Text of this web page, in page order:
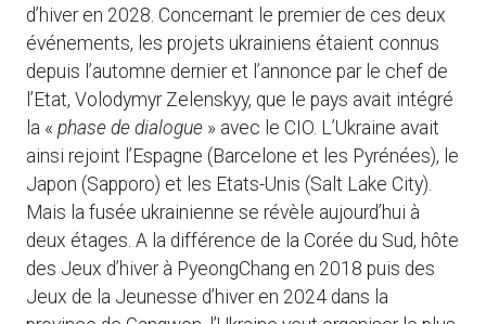
d’hiver en 2028. Concernant le premier de ces deux
événements, les projets ukrainiens étaient connus
depuis l’automne dernier et l’annonce par le chef de
l’Etat, Volodymyr Zelenskyy, que le pays avait intégré
la « phase de dialogue » avec le CIO. L’Ukraine avait
ainsi rejoint l’Espagne (Barcelone et les Pyrénées), le
Japon (Sapporo) et les Etats-Unis (Salt Lake City).
Mais la fusée ukrainienne se révèle aujourd’hui à
deux étages. A la différence de la Corée du Sud, hôte
des Jeux d’hiver à PyeongChang en 2018 puis des
Jeux de la Jeunesse d’hiver en 2024 dans la